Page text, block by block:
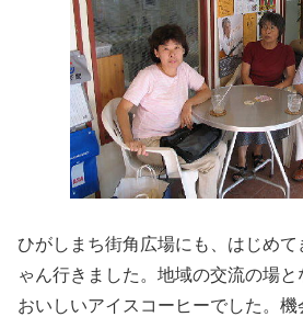
ひがしまち街角広場にも、はじめ
ゃん行きました。地域の交流の場と
おいしいアイスコーヒーでした。